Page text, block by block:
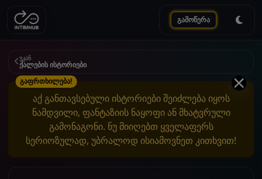
გამოწერა
უკან
ქალების ისტორიები
გაფრთხილება!
აქ განთავსებული ისტორიები შეიძლება იყოს
ნამდვილი, ფანტაზიის ნაყოფი ან მხატვრული
გამონაგონი. ნუ მიიღებთ ყველაფერს
სერიოზულად, უბრალოდ ისიამოვნეთ კითხვით!